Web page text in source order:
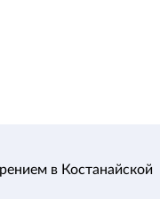
в Костанайской